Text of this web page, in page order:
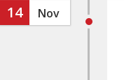
14 Nov